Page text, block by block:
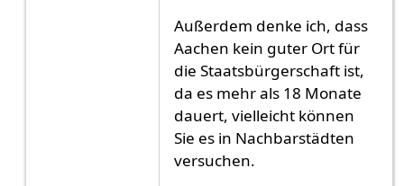
Außerdem denke ich, dass
Aachen kein guter Ort für
die Staatsbürgerschaft ist,
da es mehr als 18 Monate
dauert, vielleicht können
Sie es in Nachbarstädten
versuchen.